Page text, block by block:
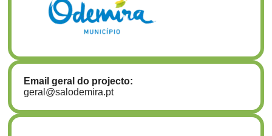
Email geral do projecto:
geral@salodemira.pt